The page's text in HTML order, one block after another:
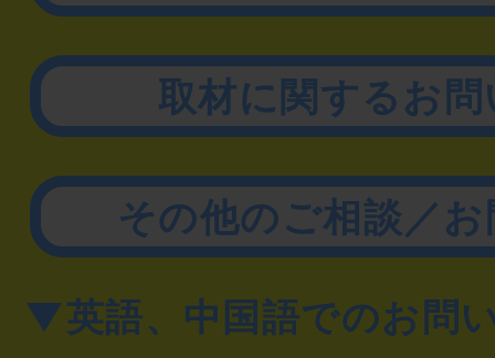
取材に関するお
その他のご相談／
▼英語、中国語でのお問